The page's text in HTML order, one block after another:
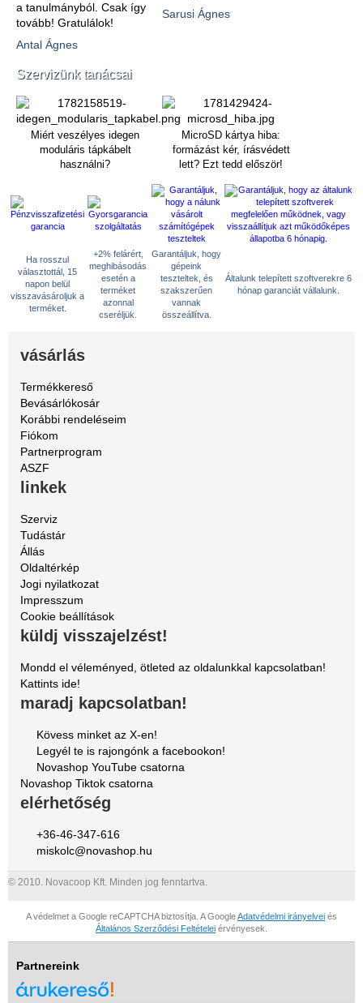
a tanulmányból. Csak így
tovább! Gratulálok!
Antal Ágnes
Sarusi Ágnes
Szervizünk tanácsai
Miért veszélyes idegen
moduláris tápkábelt
használni?
MicroSD kártya hiba:
formázást kér, írásvédett
lett? Ezt tedd először!
Ha rosszul
választottál, 15
napon belül
visszavásároljuk a
terméket.
+2% felárért,
meghibásodás
esetén a
terméket
azonnal
cseréljük.
Garantáljuk, hogy
gépeink
teszteltek, és
szakszerűen
vannak
összeállítva.
Általunk telepített szoftverekre 6
hónap garanciát vállalunk.
vásárlás
Termékkereső
Bevásárlókosár
Korábbi rendeléseim
Fiókom
Partnerprogram
ASZF
linkek
Szerviz
Tudástár
Állás
Oldaltérkép
Jogi nyilatkozat
Impresszum
Cookie beállítások
küldj visszajelzést!
Mondd el véleményed, ötleted az oldalunkkal kapcsolatban!
Kattints ide!
maradj kapcsolatban!
Kövess minket az X-en!
Legyél te is rajongónk a facebookon!
Novashop YouTube csatorna
Novashop Tiktok csatorna
elérhetőség
+36-46-347-616
miskolc@novashop.hu
© 2010. Novacoop Kft. Minden jog fenntartva.
A védelmet a Google reCAPTCHA biztosítja. A GoogleAdatvédelmi irányelvei és
Általános Szerződési Feltételei érvényesek.
Partnereink